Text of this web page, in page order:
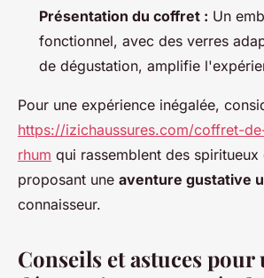
Présentation du coffret : Un
fonctionnel, avec des verres
de dégustation, amplifie
Pour une expérience inégalée,
https://izichaussures.com/coffret-
rhum qui rassemblent des
proposant une aventure gustative
connaisseur.
Conseils et astuces pour